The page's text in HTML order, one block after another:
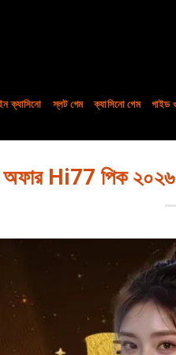
ক্যাসিনো স্লট গেম ক্যাসিনো গেম গাইড
অফার Hi77 পিক